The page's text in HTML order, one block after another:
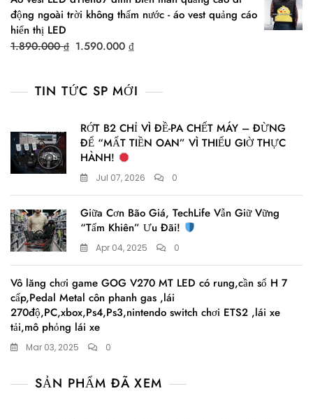
1.299.000 ₫.990.000 ₫.
động ngoài trời không thấm nước - áo vest quảng cáo
hiển thị LED
1.890.000₫ Original
1.890.000 ₫.
1.590.000 ₫
1.590.000 ₫.
TIN TỨC SP MỚI
RỚT B2 CHỈ VÌ ĐỀ-PA CHẾT MÁY – ĐỪNG
ĐỂ “MẤT TIỀN OAN” VÌ THIẾU GIỜ THỰC
HÀNH!
Jul 07, 2026 0
Giữa Cơn Bão Giá, TechLife Vẫn Giữ Vững
“Tấm Khiên” Ưu Đãi!
Apr 04, 2025 0
Vô lăng chơi game GOG V270 MT LED có rung,cần số H 7
cấp,Pedal Metal côn phanh gas ,lái
270độ,PC,xbox,Ps4,Ps3,nintendo switch chơi ETS2 ,lái xe
tải,mô phỏng lái xe
Mar 03, 2025 0
SẢN PHẨM ĐÃ XEM